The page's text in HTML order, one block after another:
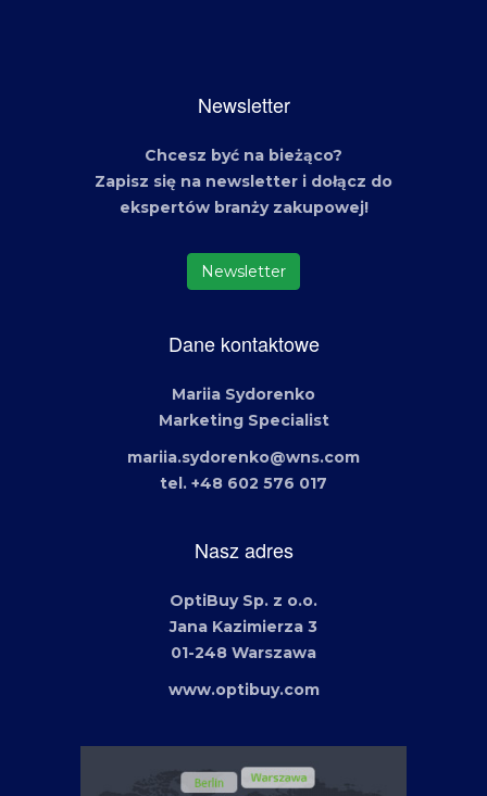
Newsletter
Chcesz być na bieżąco?
Zapisz się na newsletter i dołącz do
ekspertów branży zakupowej!
Newsletter
Dane kontaktowe
Mariia Sydorenko
Marketing Specialist
mariia.sydorenko@wns.com
tel. +48 602 576 017
Nasz adres
OptiBuy Sp. z o.o.
Jana Kazimierza 3
01-248 Warszawa
www.optibuy.com